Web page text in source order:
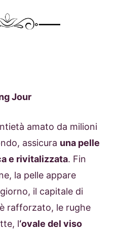
Jour
amato da milioni
assicura una pelle
e rivitalizzata. Fin
la pelle appare
il capitale di
rafforzato, le rughe
l‘ovale del viso